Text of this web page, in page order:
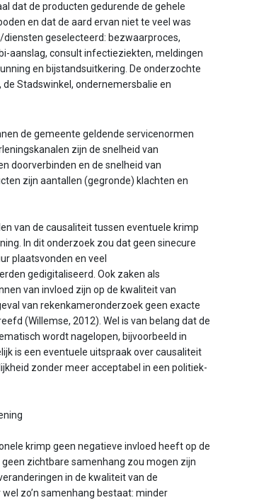
dat de producten gedurende de gehele
en dat de aard ervan niet te veel was
geselecteerd: bezwaarproces,
aanslag, consult infectieziekten, meldingen
en bijstandsuitkering. De onderzochte
Stadswinkel, ondernemersbalie en
de gemeente geldende servicenormen
zijn de snelheid van
doorverbinden en de snelheid van
zijn aantallen (gegronde) klachten en
van de causaliteit tussen eventuele krimp
In dit onderzoek zou dat geen sinecure
plaatsvonden en veel
gedigitaliseerd. Ook zaken als
van invloed zijn op de kwaliteit van
van rekenkameronderzoek geen exacte
(Willemse, 2012). Wel is van belang dat de
wordt nagelopen, bijvoorbeeld in
is een eventuele uitspraak over causaliteit
zonder meer acceptabel in een politiek-
krimp geen negatieve invloed heeft op de
zichtbare samenhang zou mogen zijn
in de kwaliteit van de
zo’n samenhang bestaat: minder